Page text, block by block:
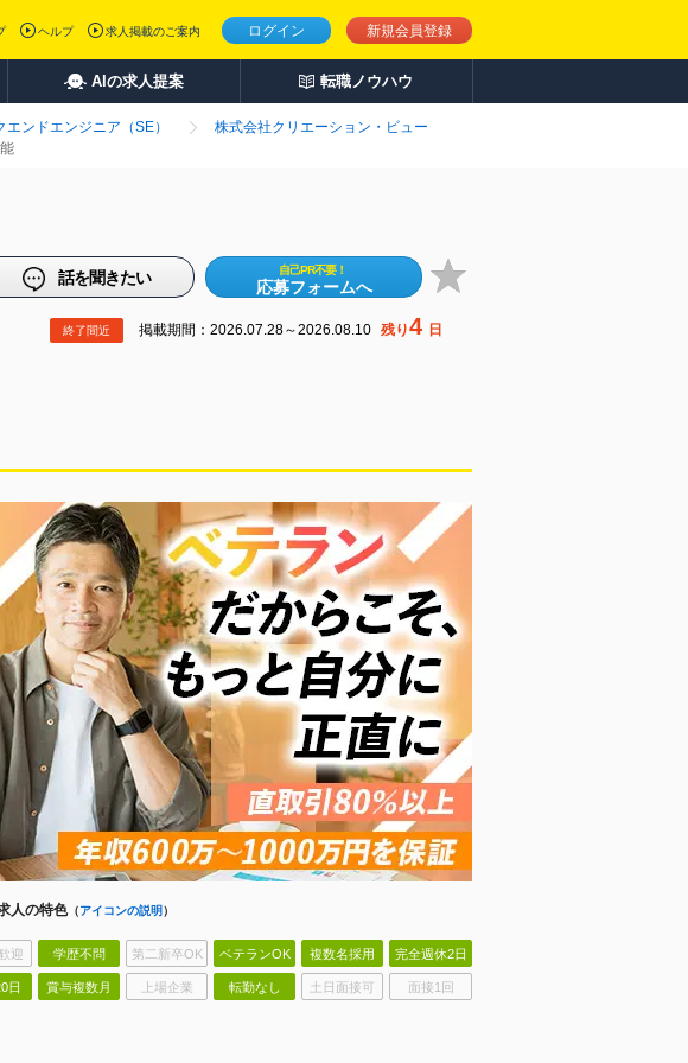
ログイン 新規会員登録
ヘルプ 求人掲載のご案内
AIの求人提案 転職ノウハウ
エンドエンジニア（SE）
株式会社クリエーション・ビュー
話を聞きたい 自己PR不要！
応募フォームへ
終了間近 掲載期間：2026.07.28～2026.08.10 残り4 日
人の特色（アイコンの説明）
迎 学歴不問 第二新卒OK ベテランOK 複数名採用 完全週休2日
日 賞与複数月 上場企業 転勤なし 土日面接可 面接1回